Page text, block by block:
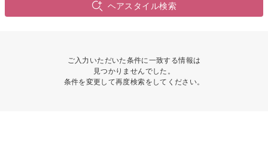
ヘアスタイル検索
ご入力いただいた条件に一致する情報は
見つかりませんでした。
条件を変更して再度検索をしてください。